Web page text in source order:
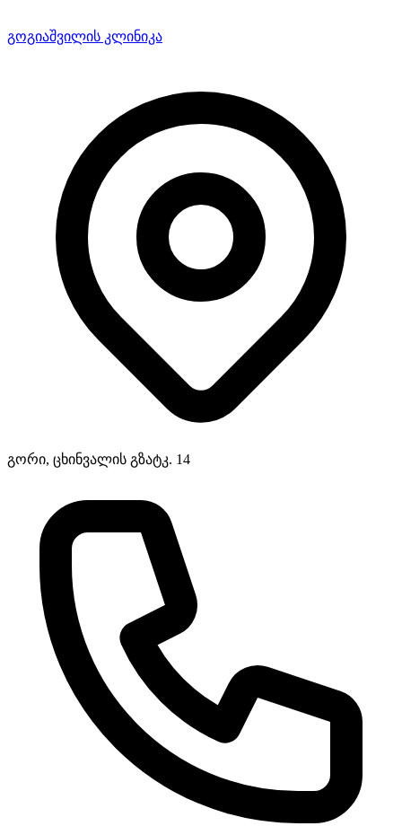
გოგიაშვილის კლინიკა
გორი, ცხინვალის გზატკ. 14